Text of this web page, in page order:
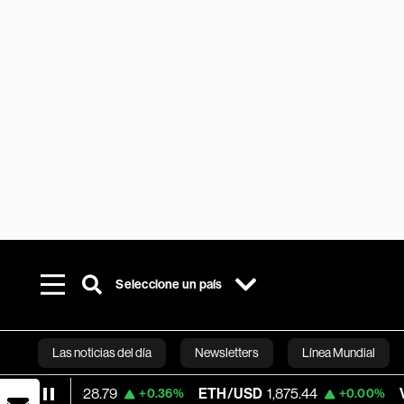
Seleccione un país
Las noticias del día Newsletters Línea Mundial
Bloomberg
+0.36% ETH/USD 1,875.44 +0.00% Visa 368.27